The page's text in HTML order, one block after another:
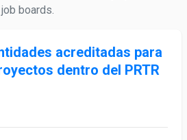
boards.
acreditadas para
dentro del PRTR